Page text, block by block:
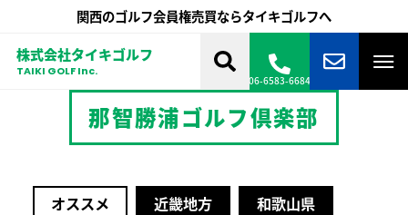
関西のゴルフ会員権売買ならタイキゴルフへ
株式会社タイキゴルフ
TAIKI GOLF Inc.
06-6583-6684
那智勝浦ゴルフ倶楽部
オススメ 近畿地方 和歌山県